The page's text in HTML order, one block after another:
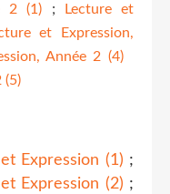
2 (1) ;
Lecture et
et Expression,
Année 2 (4)
(5)
Expression (1) ;
Expression (2) ;